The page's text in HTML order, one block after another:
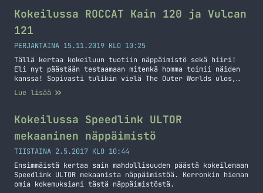
käyttöön. Näin sinun ei tartte ostaa useaa sovellusta eri
paikasta vaan saat… Jatka lukemista Setapp – Mac maailman
sovellukset kuukausitilauksella
Kokeilussa ROCCAT Kain 120 ja Vulcan
121
PERJANTAINA 15.11.2019 KLO 10:25
Tällä kertaa kokeiluun tuotiin näppäimistö sekä hiiri!
Eli nyt päästään testaamaan mitenkä homma toimii näiden
kanssa! Sopivasti tulikin vielä The Outer Worlds ulos,
joten uudet työkalut pääsi heti testiin. Ennestään tuttu
ROCCAT Swarm taas koneeseen sisään ja katsomaan mitä
peruskauraa voi säätää molemmissa ja hiiressä DPI ensin
kuntoon ja… Jatka lukemista Kokeilussa ROCCAT Kain 120 ja
Vulcan 121
Lue lisää
Kokeilussa Speedlink ULTOR
mekaaninen näppäimistö
TIISTAINA 2.5.2017 KLO 10:44
Ensimmäistä kertaa sain mahdollisuuden päästä kokeilemaan
Speedlink ULTOR mekaanista näppäimistöä. Kerronkin hieman
omia kokemuksiani tästä näppäimistöstä.